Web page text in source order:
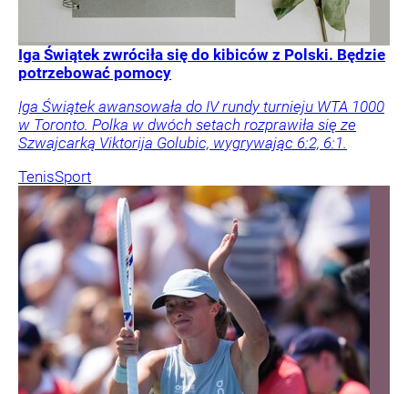
Iga Świątek zwróciła się do kibiców z Polski. Będzie
potrzebować pomocy
Iga Świątek awansowała do IV rundy turnieju WTA 1000
w Toronto. Polka w dwóch setach rozprawiła się ze
Szwajcarką Viktorija Golubic, wygrywając 6:2, 6:1.
TenisSport